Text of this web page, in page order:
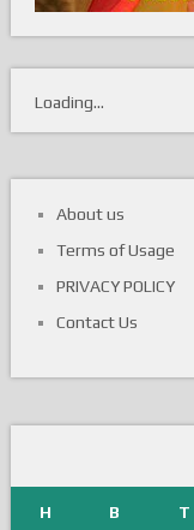
Loading...
About us
Terms of Usage
PRIVACY POLICY
Contact Us
H B T